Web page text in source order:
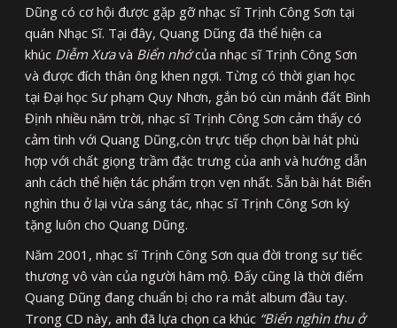
Dũng có cơ hội được gặp gỡ nhạc sĩ Trịnh Công Sơn tại
quán Nhạc Sĩ. Tại đây, Quang Dũng đã thể hiện ca
khúc Diễm Xưavà Biển nhớcủa nhạc sĩ Trịnh Công Sơn
và được đích thân ông khen ngợi. Từng có thời gian học
tại Đại học Sư phạm Quy Nhơn, gắn bó cùn mảnh đất Bình
Định nhiều năm trời, nhạc sĩ Trịnh Công Sơn cảm thấy có
cảm tình với Quang Dũng,còn trực tiếp chọn bài hát phù
hợp với chất giọng trầm đặc trưng của anh và hướng dẫn
anh cách thể hiện tác phẩm trọn vẹn nhất. Sẵn bài hát Biển
nghìn thu ở lại vừa sáng tác, nhạc sĩ Trịnh Công Sơn ký
tặng luôn cho Quang Dũng.
Năm 2001, nhạc sĩ Trịnh Công Sơn qua đời trong sự tiếc
thương vô vàn của người hâm mộ. Đấy cũng là thời điểm
Quang Dũng đang chuẩn bị cho ra mắt album đầu tay.
Trong CD này, anh đã lựa chọn ca khúc “Biển nghìn thu ở